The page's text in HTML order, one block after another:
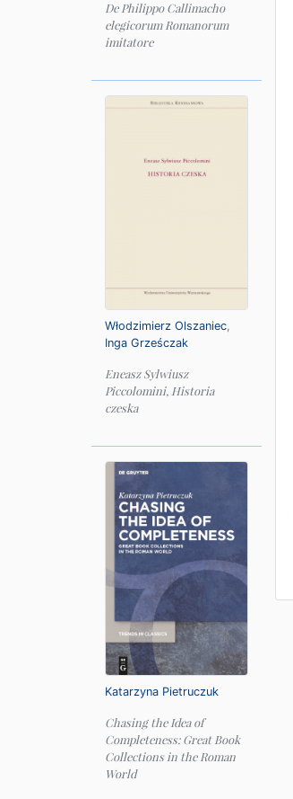
De Philippo Callimacho
elegicorum Romanorum
imitatore
Włodzimierz Olszaniec,
Inga Grześczak
Eneasz Sylwiusz
Piccolomini, Historia
czeska
Katarzyna Pietruczuk
Chasing the Idea of
Completeness: Great Book
Collections in the Roman
World